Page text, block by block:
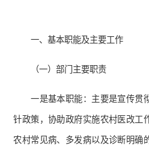
一、基本职能及主要工作
（一）部门主要职责
一是基本职能：主要是宣传贯
针政策，协助政府实施农村医改工
农村常见病、多发病以及诊断明确